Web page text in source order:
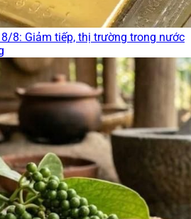
8: Giảm tiếp, thị trường trong nước